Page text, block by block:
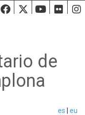
Facebook
Twiiter
de
es eu